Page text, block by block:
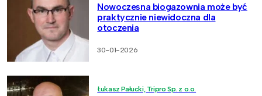
Nowoczesna biogazownia może być
praktycznie niewidoczna dla
otoczenia
30-01-2026
Łukasz Pałucki, Tripro Sp. z o.o.